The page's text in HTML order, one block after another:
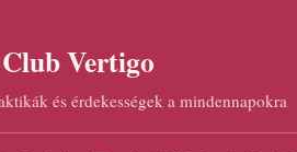
Club Vertigo
és érdekességek a mindennapokra